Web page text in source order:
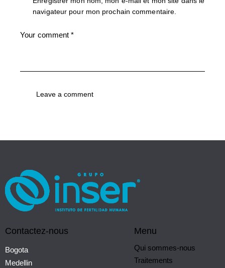
navigateur pour mon prochain commentaire.
Contactez-nous
Bogota
Medellin
Menu
Qui sommes-nous
Traitements